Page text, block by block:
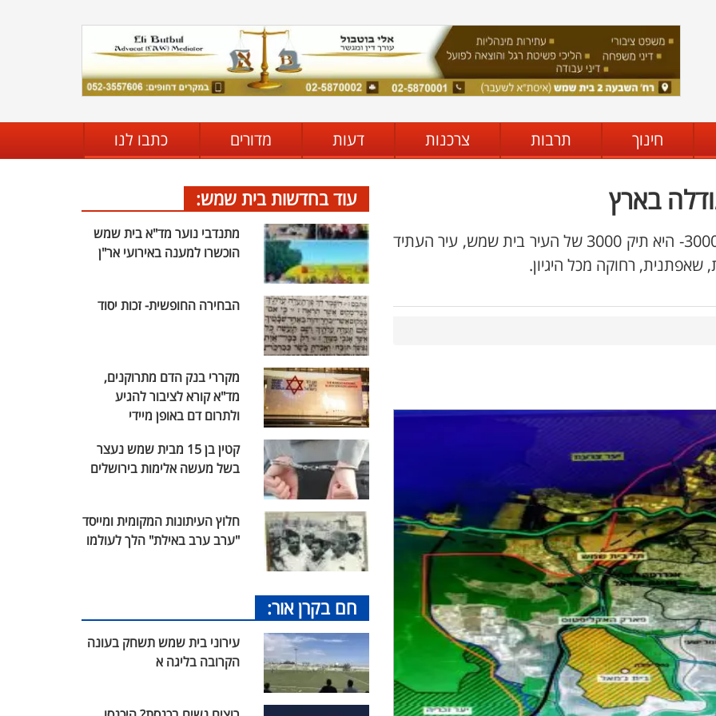
חינוך תרבות צרכנות דעות מדורים כתבו לנו
בארץ
עיר העתיד של כולם- מי זה כולם? תכנית בש 3000- היא תיק 3000 של העיר בית שמש, עיר העתיד
שאפתנית, רחוקה מכל היגיון.
עוד בחדשות בית שמש:
מתנדבי נוער מד"א בית שמש
הוכשרו למענה באירועי אר"ן
הבחירה החופשית- זכות יסוד
מקררי בנק הדם מתרוקנים,
מד"א קורא לציבור להגיע
ולתרום דם באופן מיידי
קטין בן 15 מבית שמש נעצר
בשל מעשה אלימות בירושלים
חלוץ העיתונות המקומית ומייסד
"ערב ערב באילת" הלך לעולמו
חם בקרן אור:
עירוני בית שמש תשחק בעונה
הקרובה בליגה א